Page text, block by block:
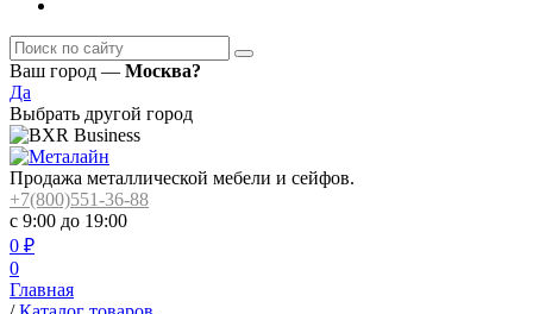
Ваш город — Москва?
Да
Выбрать другой город
Продажа металлической мебели и сейфов.
+7(800)551-36-88
с 9:00 до 19:00
0 ₽
0
Главная